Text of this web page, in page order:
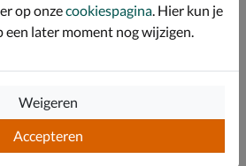
Sandalen
op onzecookiespagina . Hier kun je
later moment nog wijzigen.
Accepteren
Weigeren